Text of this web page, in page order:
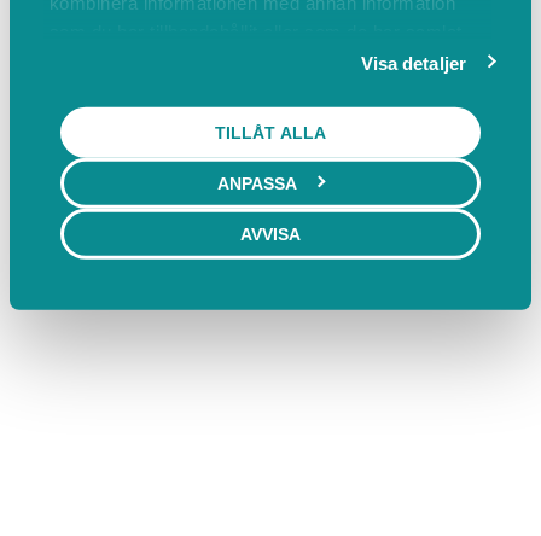
Visa detaljer
TILLÅT ALLA
ANPASSA
AVVISA